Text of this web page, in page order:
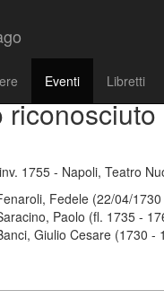
Eventi Libretti
riconosciuto
inv. 1755 - Napoli, Teatro
Fedele (22/04/
Paolo (fl. 1735 -
Giulio Cesare (1730 -